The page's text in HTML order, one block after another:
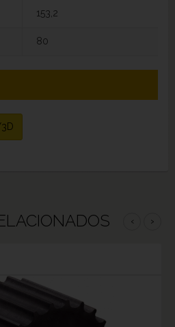
153,2
80
‹ ›